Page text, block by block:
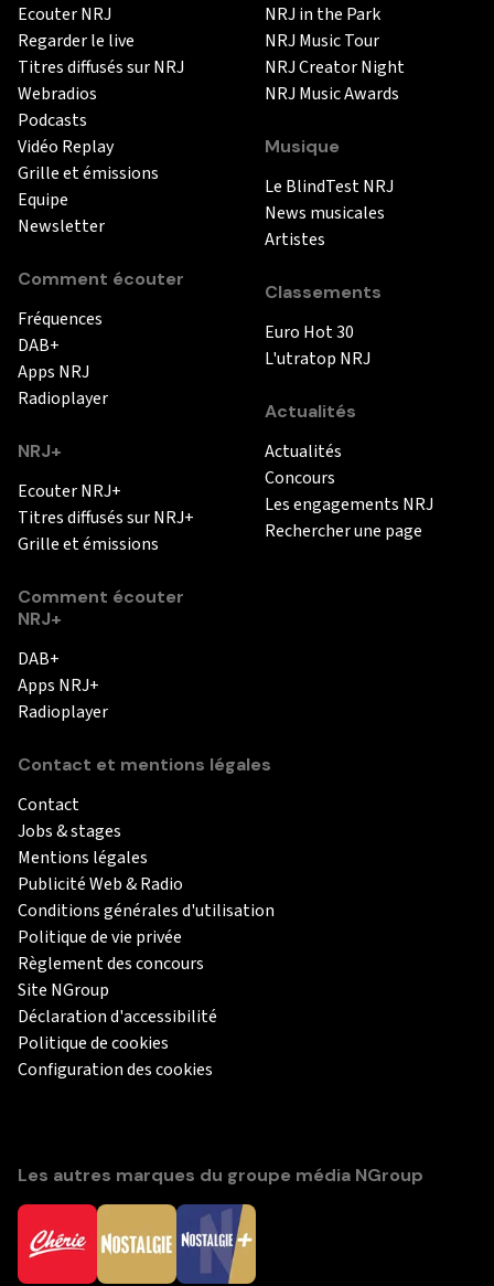
Ecouter NRJ
Regarder le live
Titres diffusés sur NRJ
Webradios
Podcasts
Vidéo Replay
Grille et émissions
Equipe
Newsletter
Comment écouter
Fréquences
DAB+
Apps NRJ
Radioplayer
NRJ+
Ecouter NRJ+
Titres diffusés sur NRJ+
Grille et émissions
Comment écouter
NRJ+
DAB+
Apps NRJ+
Radioplayer
NRJ in the Park
NRJ Music Tour
NRJ Creator Night
NRJ Music Awards
Musique
Le BlindTest NRJ
News musicales
Artistes
Classements
Euro Hot 30
L'utratop NRJ
Actualités
Actualités
Concours
Les engagements NRJ
Rechercher une page
Contact et mentions légales
Contact
Jobs & stages
Mentions légales
Publicité Web & Radio
Conditions générales d'utilisation
Politique de vie privée
Règlement des concours
Site NGroup
Déclaration d'accessibilité
Politique de cookies
Configuration des cookies
Les autres marques du groupe média NGroup